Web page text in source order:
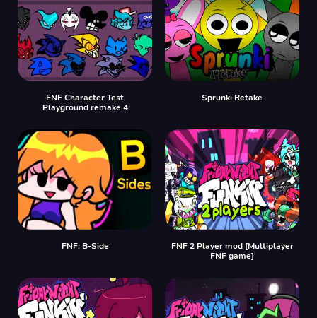
FNF Character Test
Playground remake 4
Sprunki Retake
FNF: B-Side
FNF 2 Player mod [Multiplayer
FNF game]